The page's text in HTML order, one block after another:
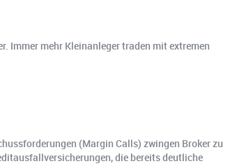
Immer mehr Kleinanleger traden mit extremen
(Margin Calls) zwingen Broker zu
die bereits deutliche